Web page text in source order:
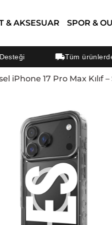
& AKSESUAR SPOR &
Tüm ürünlerde
iPhone 17 Pro Max Kılıf –